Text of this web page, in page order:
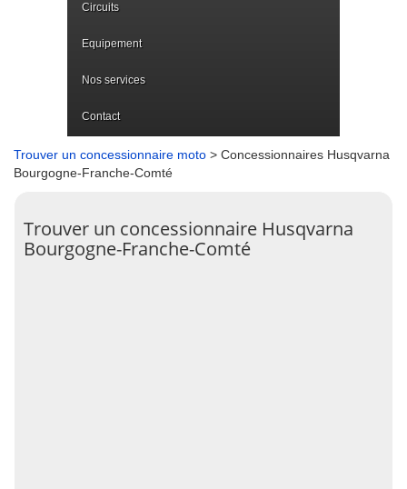
Circuits
Equipement
Nos services
Contact
Trouver un concessionnaire moto > Concessionnaires Husqvarna
Bourgogne-Franche-Comté
Trouver un concessionnaire Husqvarna
Bourgogne-Franche-Comté